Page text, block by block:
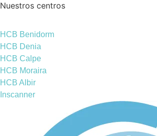
Nuestros centros
HCB Benidorm
HCB Denia
HCB Calpe
HCB Moraira
HCB Albir
Inscanner